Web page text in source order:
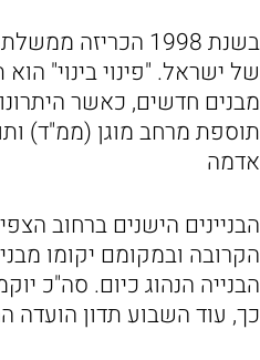
בשנת 1998
של ישראל. "פינוי בינוי"
מבנים חדשים, כאשר
תוספת מרחב מוגן (ממ"ד)
אדמה
הקרובה ובמקומם יקומו
כך, עוד השבוע תדון הועדה